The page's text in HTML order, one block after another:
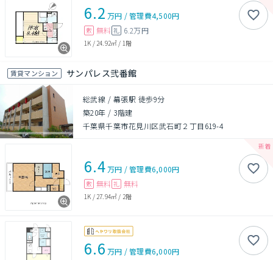
6.2 万円 /管理費4,500円
敷 無料 礼 6.2万円
1K / 24.92㎡ / 1階
賃貸マンション サンパレス弐番館
総武線 / 幕張駅 徒歩9分
築20年 / 3階建
千葉県千葉市花見川区武石町２丁目619-4
6.4万円 /管理費6,000円
敷 無料 礼 無料
1K / 27.94㎡ / 2階
6.6 万円 /管理費6,000円